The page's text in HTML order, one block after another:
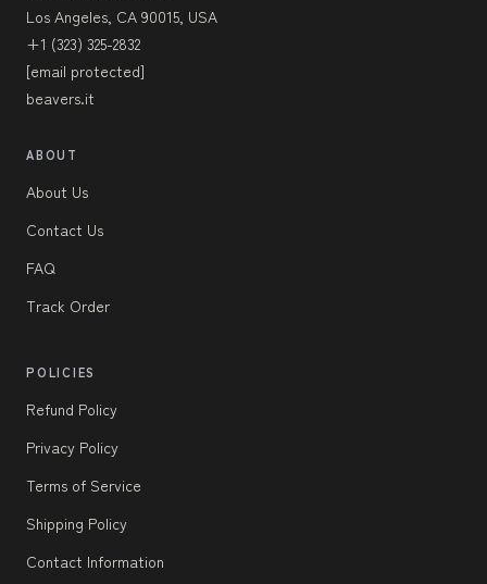
Los Angeles, CA 90015, USA
+1 (323) 325-2832
[email protected]
beavers.it
ABOUT
About Us
Contact Us
FAQ
Track Order
POLICIES
Refund Policy
Privacy Policy
Terms of Service
Shipping Policy
Contact Information